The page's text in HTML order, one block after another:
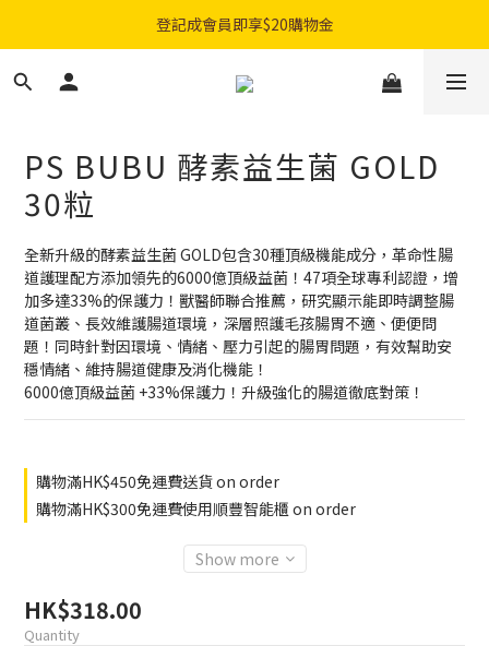
購物滿$300免費順豐智能櫃｜$450免費送貨上門
登記成會員即享$20購物金
購物滿$300免費順豐智能櫃｜$450免費送貨上門
PS BUBU 酵素益生菌 GOLD
30粒
全新升級的酵素益生菌 GOLD包含30種頂級機能成分，革命性腸
道護理配方添加領先的6000億頂級益菌！47項全球專利認證，增
加多達33%的保護力！獸醫師聯合推薦，研究顯示能即時調整腸
道菌叢、長效維護腸道環境，深層照護毛孩腸胃不適、便便問
題！同時針對因環境、情緒、壓力引起的腸胃問題，有效幫助安
穩情緒、維持腸道健康及消化機能！
6000億頂級益菌 +33%保護力！升級強化的腸道徹底對策！
購物滿HK$450免運費送貨 on order
購物滿HK$300免運費使用順豐智能櫃 on order
Show more
HK$318.00
Quantity